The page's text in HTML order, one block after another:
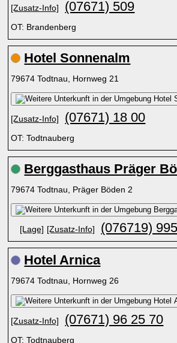
[Zusatz-Info] (07671) 509
OT: Brandenberg
Hotel Sonnenalm
79674 Todtnau, Hornweg 21
[Zusatz-Info] (07671) 18 00
OT: Todtnauberg
Berggasthaus Präger
79674 Todtnau, Präger Böden 2
[Lage] [Zusatz-Info] (076719)
Hotel Arnica
79674 Todtnau, Hornweg 26
[Zusatz-Info] (07671) 96 25 70
OT: Todtnauberg